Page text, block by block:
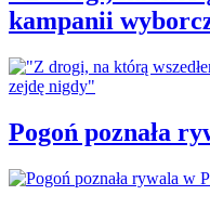
kampanii
Pogoń poznała